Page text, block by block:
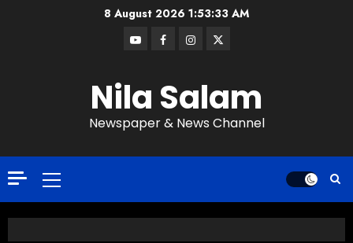
8 August 2026 1:53:34 AM
Nila Salam
Newspaper & News Channel